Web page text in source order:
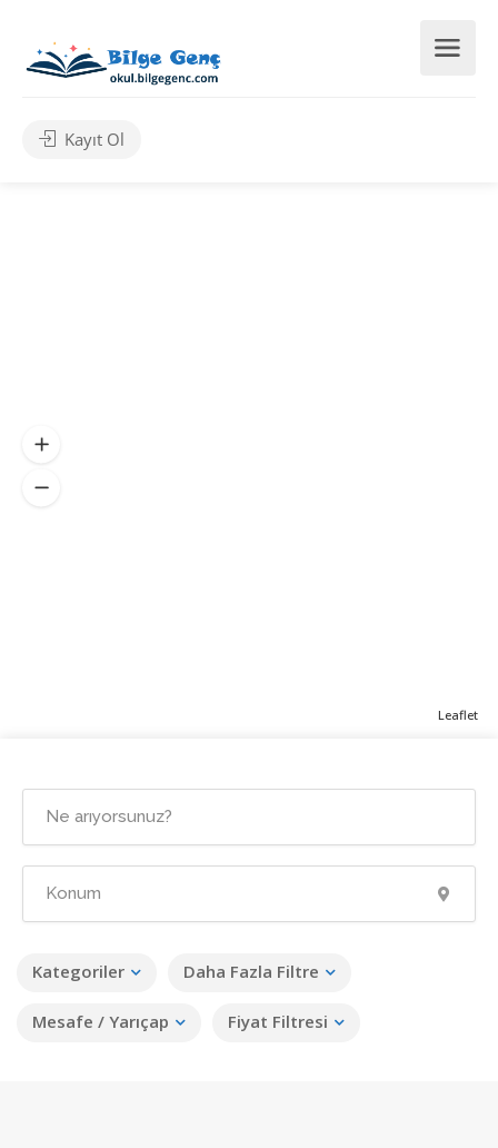
Kayıt Ol
Kategoriler Daha Fazla Filtre
Mesafe / Yarıçap Fiyat Filtresi
Leaflet